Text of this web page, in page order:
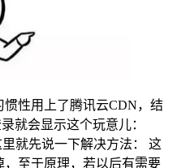
惯性用上了腾讯云CDN，结
就会显示这个玩意儿：
里就先说一下解决方法： 这
，至于原理，若以后有需要